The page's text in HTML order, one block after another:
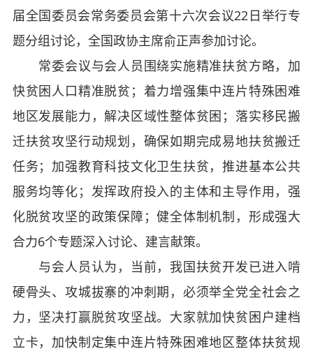
届全国委员会常务委员会第十六次会议22日举行专
题分组讨论，全国政协主席俞正声参加讨论。
常委会议与会人员围绕实施精准扶贫方略，加
快贫困人口精准脱贫；着力增强集中连片特殊困难
地区发展能力，解决区域性整体贫困；落实移民搬
迁扶贫攻坚行动规划，确保如期完成易地扶贫搬迁
任务；加强教育科技文化卫生扶贫，推进基本公共
服务均等化；发挥政府投入的主体和主导作用，强
化脱贫攻坚的政策保障；健全体制机制，形成强大
合力6个专题深入讨论、建言献策。
与会人员认为，当前，我国扶贫开发已进入啃
硬骨头、攻城拔寨的冲刺期，必须举全党全社会之
力，坚决打赢脱贫攻坚战。大家就加快贫困户建档
立卡，加快制定集中连片特殊困难地区整体扶贫规